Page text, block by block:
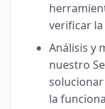
verificar
Análisis y
nuestro
la